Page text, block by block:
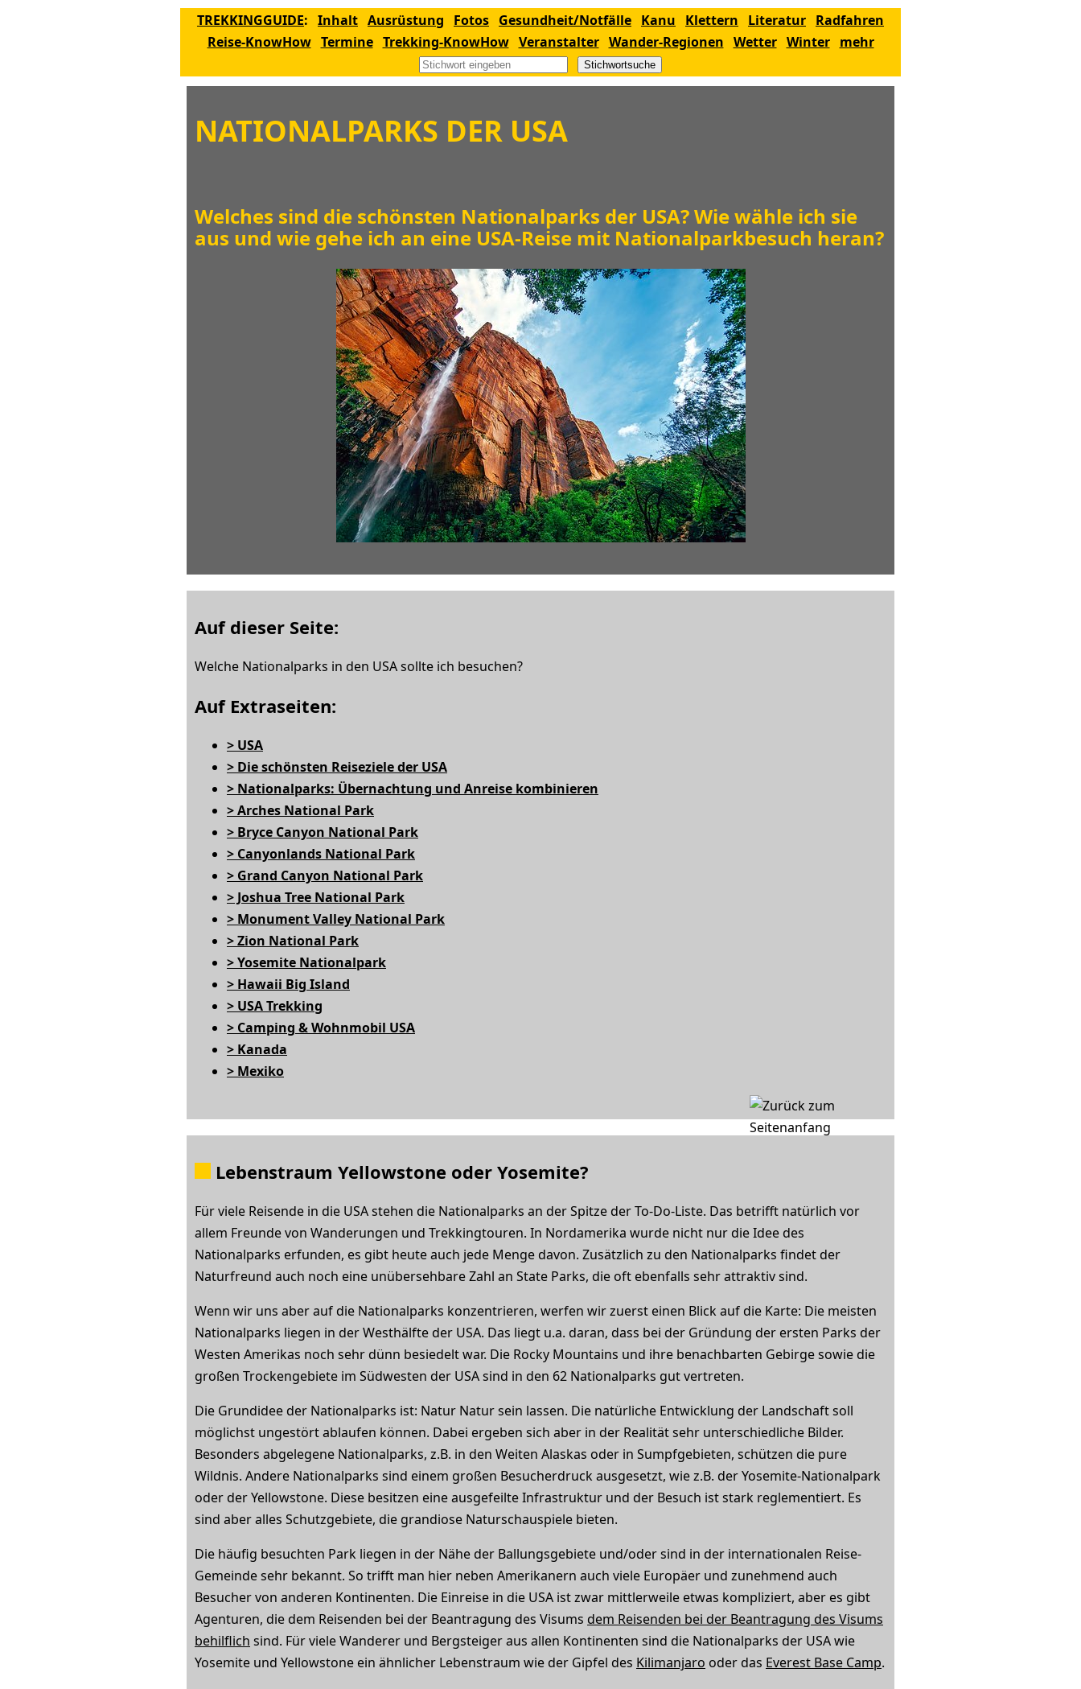
TREKKINGGUIDE: Inhalt Ausrüstung Fotos Gesundheit/Notfälle Kanu Klettern Literatur Radfahren
Reise-KnowHow Termine Trekking-KnowHow Veranstalter Wander-Regionen Wetter Winter mehr
Stichwortsuche
NATIONALPARKS DER USA
Welches sind die schönsten Nationalparks der USA? Wie wähle ich sie
aus und wie gehe ich an eine USA-Reise mit Nationalparkbesuch heran?
Auf dieser Seite:
Welche Nationalparks in den USA sollte ich besuchen?
Auf Extraseiten:
> USA
> Die schönsten Reiseziele der USA
> Nationalparks: Übernachtung und Anreise kombinieren
> Arches National Park
> Bryce Canyon National Park
> Canyonlands National Park
> Grand Canyon National Park
> Joshua Tree National Park
> Monument Valley National Park
> Zion National Park
> Yosemite Nationalpark
> Hawaii Big Island
> USA Trekking
> Camping & Wohnmobil USA
> Kanada
> Mexiko
Lebenstraum Yellowstone oder Yosemite?
Für viele Reisende in die USA stehen die Nationalparks an der Spitze der To-Do-Liste. Das betrifft natürlich vor
allem Freunde von Wanderungen und Trekkingtouren. In Nordamerika wurde nicht nur die Idee des
Nationalparks erfunden, es gibt heute auch jede Menge davon. Zusätzlich zu den Nationalparks findet der
Naturfreund auch noch eine unübersehbare Zahl an State Parks, die oft ebenfalls sehr attraktiv sind.
Wenn wir uns aber auf die Nationalparks konzentrieren, werfen wir zuerst einen Blick auf die Karte: Die meisten
Nationalparks liegen in der Westhälfte der USA. Das liegt u.a. daran, dass bei der Gründung der ersten Parks der
Westen Amerikas noch sehr dünn besiedelt war. Die Rocky Mountains und ihre benachbarten Gebirge sowie die
großen Trockengebiete im Südwesten der USA sind in den 62 Nationalparks gut vertreten.
Die Grundidee der Nationalparks ist: Natur Natur sein lassen. Die natürliche Entwicklung der Landschaft soll
möglichst ungestört ablaufen können. Dabei ergeben sich aber in der Realität sehr unterschiedliche Bilder.
Besonders abgelegene Nationalparks, z.B. in den Weiten Alaskas oder in Sumpfgebieten, schützen die pure
Wildnis. Andere Nationalparks sind einem großen Besucherdruck ausgesetzt, wie z.B. der Yosemite-Nationalpark
oder der Yellowstone. Diese besitzen eine ausgefeilte Infrastruktur und der Besuch ist stark reglementiert. Es
sind aber alles Schutzgebiete, die grandiose Naturschauspiele bieten.
Die häufig besuchten Park liegen in der Nähe der Ballungsgebiete und/oder sind in der internationalen Reise-
Gemeinde sehr bekannt. So trifft man hier neben Amerikanern auch viele Europäer und zunehmend auch
Besucher von anderen Kontinenten. Die Einreise in die USA ist zwar mittlerweile etwas kompliziert, aber es gibt
Agenturen, die dem Reisenden bei der Beantragung des Visums dem Reisenden bei der Beantragung des Visums
behilflich sind. Für viele Wanderer und Bergsteiger aus allen Kontinenten sind die Nationalparks der USA wie
Yosemite und Yellowstone ein ähnlicher Lebenstraum wie der Gipfel des Kilimanjaro oder das Everest Base Camp.